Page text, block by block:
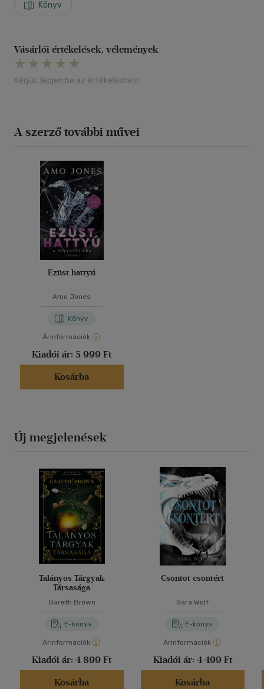
Könyv
Vásárlói értékelések, vélemények
Kérjük, lépjen be az értékeléshez!
A szerző további művei
Ezüst hattyú
Amo Jones
Könyv
Árinformációk
Kiadói ár: 5 999 Ft
Kosárba
Új megjelenések
Talányos Tárgyak
Társasága
Gareth Brown
E-könyv
Árinformációk
Kiadói ár: 4 899 Ft
Kosárba
Csontot csontért
Sara Wolf
E-könyv
Árinformációk
Kiadói ár: 4 499 Ft
Kosárba